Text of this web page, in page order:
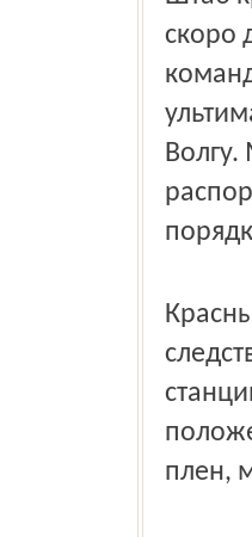
скоро
плен,